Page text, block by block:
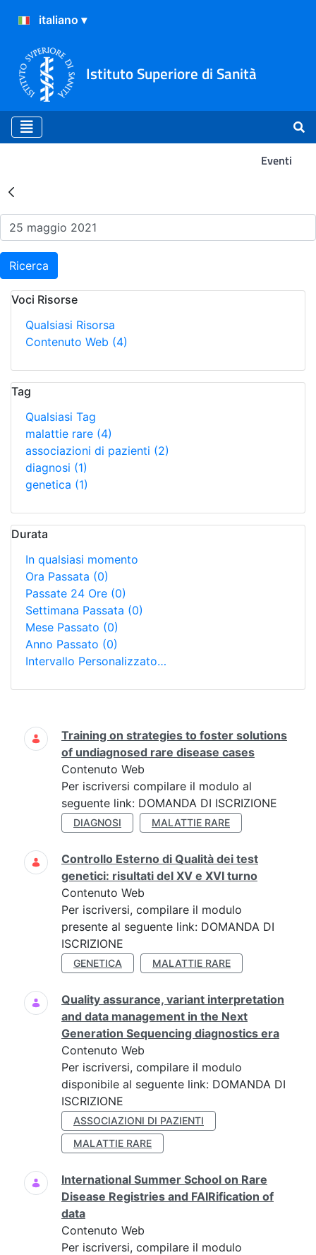
Istituto Superiore di Sanità
Eventi
Risultati della Ricerca -
Ricerca
Voci Risorse
Qualsiasi Risorsa
Contenuto Web (4)
Tag
Qualsiasi Tag
malattie rare (4)
associazioni di pazienti (2)
diagnosi (1)
genetica (1)
Durata
In qualsiasi momento
Ora Passata (0)
Passate 24 Ore (0)
Settimana Passata (0)
Mese Passato (0)
Anno Passato (0)
Intervallo Personalizzato…
Ricerca
Training on strategies to foster solutions
of undiagnosed rare disease cases
Contenuto Web
Per iscriversi compilare il modulo al
seguente link: DOMANDA DI ISCRIZIONE
DIAGNOSI MALATTIE RARE
Controllo Esterno di Qualità dei test
genetici: risultati del XV e XVI turno
Contenuto Web
Per iscriversi, compilare il modulo
presente al seguente link: DOMANDA DI
ISCRIZIONE
GENETICA MALATTIE RARE
Quality assurance, variant interpretation
and data management in the Next
Generation Sequencing diagnostics era
Contenuto Web
Per iscriversi, compilare il modulo
disponibile al seguente link: DOMANDA DI
ISCRIZIONE
ASSOCIAZIONI DI PAZIENTI
MALATTIE RARE
International Summer School on Rare
Disease Registries and FAIRification of
data
Contenuto Web
Per iscriversi, compilare il modulo